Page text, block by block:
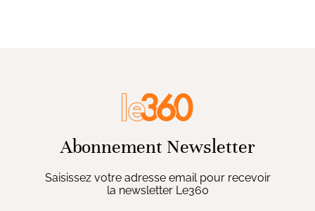
Abonnement Newsletter
Saisissez votre adresse email pour recevoir
la newsletter Le360